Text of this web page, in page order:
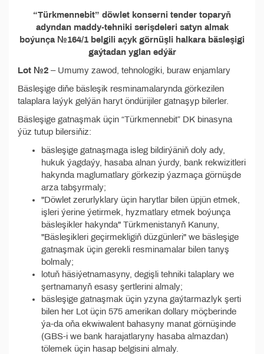
“Türkmennebit” döwlet konserni tender toparyň
adyndan maddy-tehniki serişdeleri satyn almak
boýunça №164/1 belgili açyk görnüşli halkara bäsleşigi
gaýtadan yglan edýär
Lot №2 – Umumy zawod, tehnologiki, buraw enjamlary
Bäsleşige diňe bäsleşik resminamalarynda görkezilen
talaplara laýyk gelýän haryt öndürijiler gatnaşyp bilerler.
Bäsleşige gatnaşmak üçin “Türkmennebit” DK binasyna
ýüz tutup bilersiňiz:
bäsleşige gatnaşmaga isleg bildirýäniň doly ady,
hukuk ýagdaýy, hasaba alnan ýurdy, bank rekwizitleri
hakynda maglumatlary görkezip ýazmaça görnüşde
arza tabşyrmaly;
"Döwlet zerurlyklary üçin harytlar bilen üpjün etmek,
işleri ýerine ýetirmek, hyzmatlary etmek boýunça
bäsleşikler hakynda" Türkmenistanyň Kanuny,
"Bäsleşikleri geçirmekligiň düzgünleri" we bäsleşige
gatnaşmak üçin gerekli resminamalar bilen tanyş
bolmaly;
lotuň häsiýetnamasyny, degişli tehniki talaplary we
şertnamanyň esasy şertlerini almaly;
bäsleşige gatnaşmak üçin yzyna gaýtarmazlyk şerti
bilen her Lot üçin 575 amerikan dollary möçberinde
ýa-da oňa ekwiwalent bahasyny manat görnüşinde
(GBS-i we bank harajatlaryny hasaba almazdan)
tölemek üçin hasap belgisini almaly.